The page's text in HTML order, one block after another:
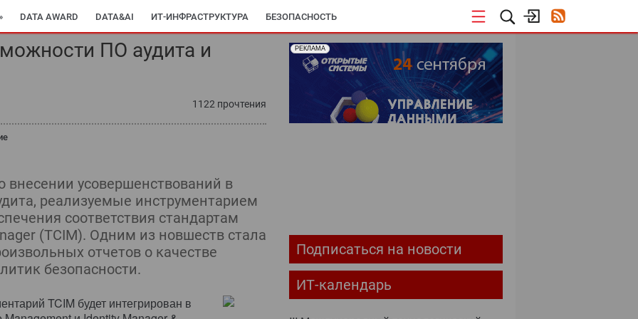
DATA AWARD DATA&AI ИТ-ИНФРАСТРУКТУРА БЕЗОПАСНОСТЬ
МИР ИТ В ЗДРАВООХРАНЕНИИ ПАРТНЕРСКИЕ ПРОЕКТЫ
ПО аудита и
1122 прочтения
внесении усовершенствований в
реализуемые инструментарием
соответствия стандартам
(TCIM). Одним из новшеств стала
отчетов о качестве
безопасности.
TCIM будет интегрирован в
РЕКЛАМА
Подписаться на новости
ИТ-календарь